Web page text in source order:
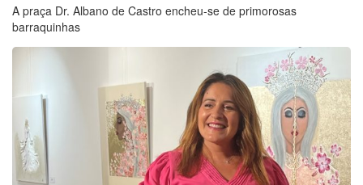
A praça Dr. Albano de Castro encheu-se de primorosas
barraquinhas